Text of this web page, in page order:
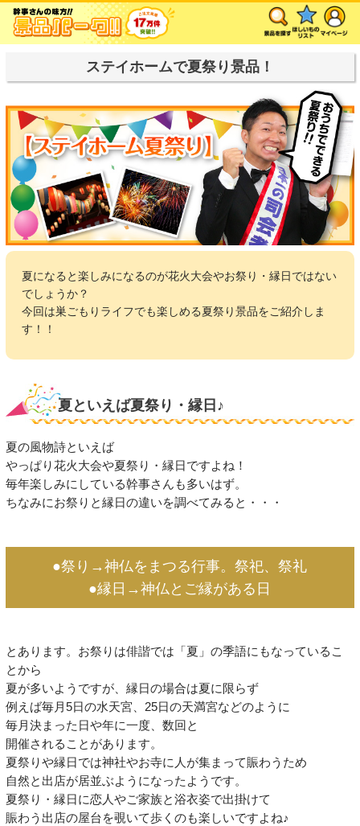
ステイホームで夏祭り景品！
夏になると楽しみになるのが花火大会やお祭り・縁日ではない
でしょうか？
今回は巣ごもりライフでも楽しめる夏祭り景品をご紹介しま
す！！
夏といえば夏祭り・縁日♪
夏の風物詩といえば
やっぱり花火大会や夏祭り・縁日ですよね！
毎年楽しみにしている幹事さんも多いはず。
ちなみにお祭りと縁日の違いを調べてみると・・・
●祭り→神仏をまつる行事。祭祀、祭礼
●縁日→神仏とご縁がある日
とあります。お祭りは俳諧では「夏」の季語にもなっているこ
とから
夏が多いようですが、縁日の場合は夏に限らず
例えば毎月5日の水天宮、25日の天満宮などのように
毎月決まった日や年に一度、数回と
開催されることがあります。
夏祭りや縁日では神社やお寺に人が集まって賑わうため
自然と出店が居並ぶようになったようです。
夏祭り・縁日に恋人やご家族と浴衣姿で出掛けて
賑わう出店の屋台を覗いて歩くのも楽しいですよね♪